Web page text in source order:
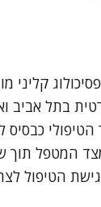
בתל אביב
כבסיס
המטפל תוך
הטיפול